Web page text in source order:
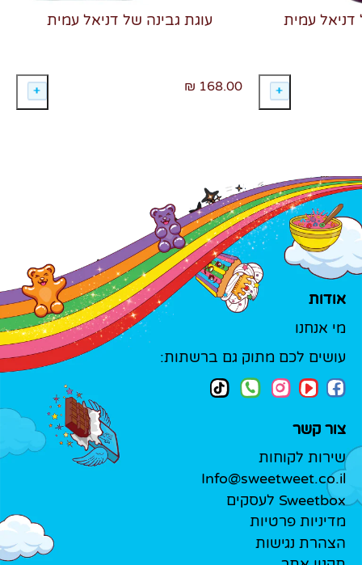
עוגת גבינה של דניאל עמית
168.00 ₪
דניאל עמית
אודות
מי אנחנו
עושים לכם מתוק גם ברשתות:
צור קשר
שירות לקוחות
Info@sweetweet.co.il
Sweetbox לעסקים
מדיניות פרטיות
הצהרת נגישות